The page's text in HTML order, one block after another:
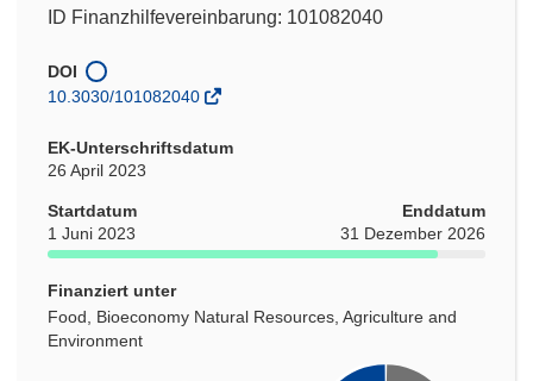
ID Finanzhilfevereinbarung: 101082040
DOI
10.3030/101082040
EK-Unterschriftsdatum
26 April 2023
Startdatum
1 Juni 2023
Enddatum
31 Dezember 2026
Finanziert unter
Food, Bioeconomy Natural Resources, Agriculture and
Environment